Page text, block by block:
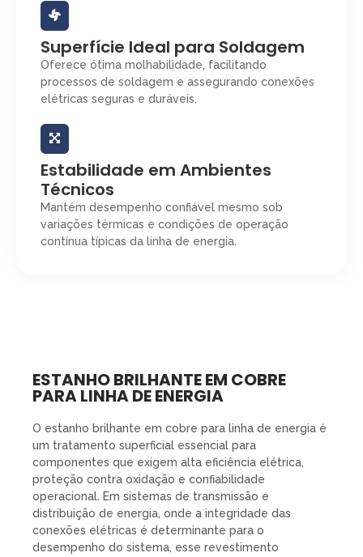
Superfície Ideal para Soldagem
Oferece ótima molhabilidade, facilitando
processos de soldagem e assegurando conexões
elétricas seguras e duráveis.
Estabilidade em Ambientes
Técnicos
Mantém desempenho confiável mesmo sob
variações térmicas e condições de operação
contínua típicas da linha de energia.
ESTANHO BRILHANTE EM COBRE
PARA LINHA DE ENERGIA
O estanho brilhante em cobre para linha de energia é
um tratamento superficial essencial para
componentes que exigem alta eficiência elétrica,
proteção contra oxidação e confiabilidade
operacional. Em sistemas de transmissão e
distribuição de energia, onde a integridade das
conexões elétricas é determinante para o
desempenho do sistema, esse revestimento